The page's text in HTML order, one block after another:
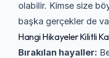
olabilir. Kimse size
başka gerçekler de
Hangi Hikayeler Kilitli
Bırakılan hayaller: